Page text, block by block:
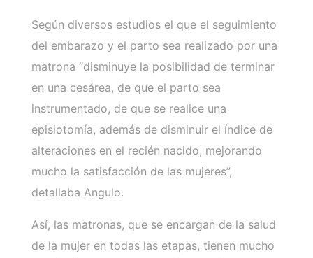
Según diversos estudios el que el seguimiento
del embarazo y el parto sea realizado por una
matrona “disminuye la posibilidad de terminar
en una cesárea, de que el parto sea
instrumentado, de que se realice una
episiotomía, además de disminuir el índice de
alteraciones en el recién nacido, mejorando
mucho la satisfacción de las mujeres”,
detallaba Angulo.
Así, las matronas, que se encargan de la salud
de la mujer en todas las etapas, tienen mucho